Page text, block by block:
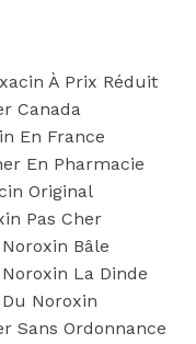
À Prix Réduit
Canada
En France
En Pharmacie
Original
Pas Cher
Bâle
La Dinde
Noroxin
Sans Ordonnance